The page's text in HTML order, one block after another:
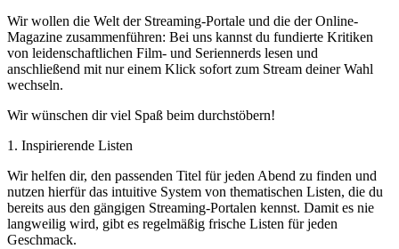
Wir wollen die Welt der Streaming-Portale und die der Online-
Magazine zusammenführen: Bei uns kannst du fundierte Kritiken
von leidenschaftlichen Film- und Seriennerds lesen und
anschließend mit nur einem Klick sofort zum Stream deiner Wahl
wechseln.
Wir wünschen dir viel Spaß beim durchstöbern!
1. Inspirierende Listen
Wir helfen dir, den passenden Titel für jeden Abend zu finden und
nutzen hierfür das intuitive System von thematischen Listen, die du
bereits aus den gängigen Streaming-Portalen kennst. Damit es nie
langweilig wird, gibt es regelmäßig frische Listen für jeden
Geschmack.